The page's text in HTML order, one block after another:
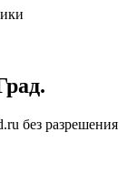
без разрешения